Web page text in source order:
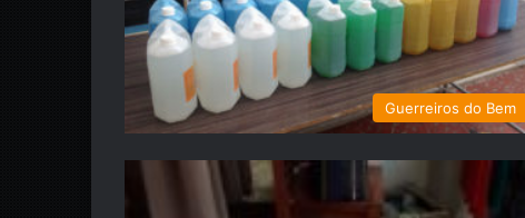
Guerreiros do Bem